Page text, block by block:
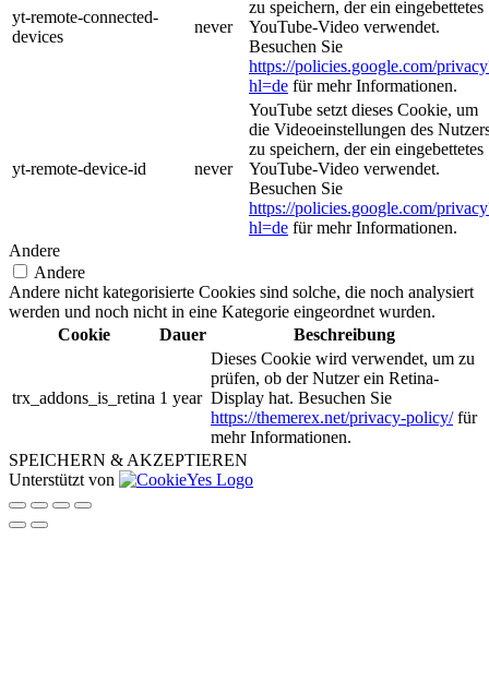
yt-remote-connected-
devices
never
zu speichern, der ein eingebettetes
YouTube-Video verwendet.
Besuchen Sie
https://policies.google.com/
hl=de für mehr Informationen.
yt-remote-device-id never
YouTube setzt dieses Cookie, um
die Videoeinstellungen des
zu speichern, der ein eingebettetes
YouTube-Video verwendet.
Besuchen Sie
https://policies.google.com/
hl=de für mehr Informationen.
Andere
Andere
Andere nicht kategorisierte Cookies sind solche, die noch analysiert
werden und noch nicht in eine Kategorie eingeordnet wurden.
Cookie
Dauer Beschreibung
trx_addons_is_retina 1 year
Dieses Cookie wird verwendet, um zu
prüfen, ob der Nutzer ein Retina-
Display hat. Besuchen Sie
https://themerex.net/privacy-policy/für
mehr Informationen.
SPEICHERN & AKZEPTIEREN
Unterstützt von